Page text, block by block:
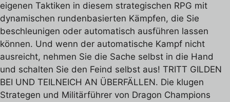
eigenen Taktiken in diesem strategischen RPG mit
dynamischen rundenbasierten Kämpfen, die Sie
beschleunigen oder automatisch ausführen lassen
können. Und wenn der automatische Kampf nicht
ausreicht, nehmen Sie die Sache selbst in die Hand
und schalten Sie den Feind selbst aus! TRITT GILDEN
BEI UND TEILNEICH AN ÜBERFÄLLEN. Die klugen
Strategen und Militärführer von Dragon Champions